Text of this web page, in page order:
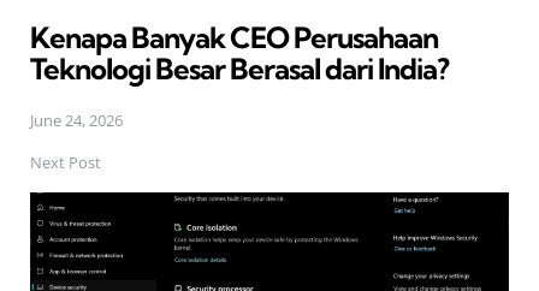
Kenapa Banyak CEO Perusahaan
Teknologi Besar Berasal dari India?
June 24, 2026
Next Post